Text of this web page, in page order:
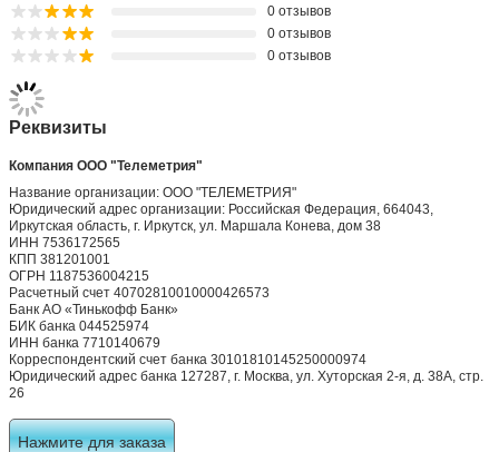
0 отзывов
0 отзывов
0 отзывов
Реквизиты
Компания ООО "Телеметрия"
Название организации: ООО "ТЕЛЕМЕТРИЯ"
Юридический адрес организации: Российская Федерация, 664043,
Иркутская область, г. Иркутск, ул. Маршала Конева, дом 38
ИНН 7536172565
КПП 381201001
ОГРН 1187536004215
Расчетный счет 40702810010000426573
Банк АО «Тинькофф Банк»
БИК банка 044525974
ИНН банка 7710140679
Корреспондентский счет банка 30101810145250000974
Юридический адрес банка 127287, г. Москва, ул. Хуторская 2-я, д. 38А, стр.
26
Нажмите для заказа